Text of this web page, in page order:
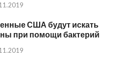
США будут искать
при помощи бактерий